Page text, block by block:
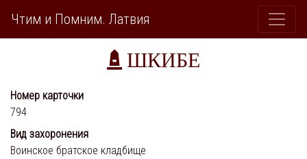
Чтим и Помним. Латвия
ШКИБЕ
Номер карточки
794
Вид захоронения
Воинское братское кладбище